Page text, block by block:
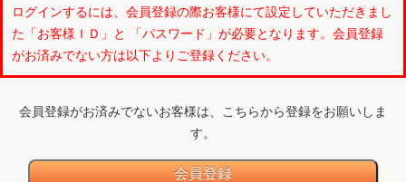
ログインするには、会員登録の際お客様にて設定していただきまし
た「お客様ＩＤ」と 「パスワード」が必要となります。会員登録
がお済みでない方は以下よりご登録ください。
会員登録がお済みでないお客様は、こちらから登録をお願いしま
す。